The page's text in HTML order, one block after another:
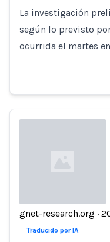
La investigación
según lo previsto
ocurrida el martes
Loading...
gnet-research.org ·
Traducido por IA